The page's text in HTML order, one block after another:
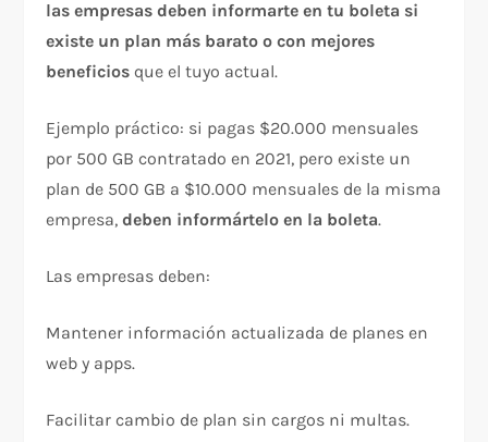
las empresas deben informarte en tu boleta si
existe un plan más barato o con mejores
beneficios que el tuyo actual.​
Ejemplo práctico: si pagas $20.000 mensuales
por 500 GB contratado en 2021, pero existe un
plan de 500 GB a $10.000 mensuales de la misma
empresa,deben informártelo en la boleta.​
Las empresas deben:
Mantener información actualizada de planes en
web y apps.​
Facilitar cambio de plan sin cargos ni multas.​